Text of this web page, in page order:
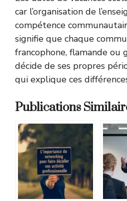
car l’organisation de
compétence
signifie que chaque
francophone, flamande ou
décide de ses propres
qui explique ces
Publications